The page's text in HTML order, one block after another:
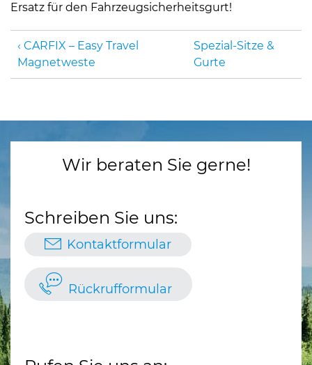
Ersatz für den Fahrzeugsicherheitsgurt!
CARFIX – Easy Travel
Magnetweste
Spezial-Sitze &
Gurte
Wir beraten Sie gerne!
Schreiben Sie uns:
Kontaktformular
Rückrufformular